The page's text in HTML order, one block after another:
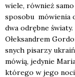
wie­le, rów­nież
spo­so­bu mówie­nia
dwa odręb­ne
Ołek­san­drem
snych pisa­rzy
mówią, jedy­nie
któ­re­go w jego